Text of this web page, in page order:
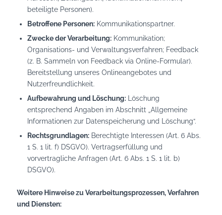
beteiligte Personen).
Betroffene Personen:Kommunikationspartner.
Zwecke der Verarbeitung:Kommunikation;
Organisations- und Verwaltungsverfahren; Feedback
(z. B. Sammeln von Feedback via Online-Formular).
Bereitstellung unseres Onlineangebotes und
Nutzerfreundlichkeit.
Aufbewahrung und Löschung:Löschung
entsprechend Angaben im Abschnitt „Allgemeine
Informationen zur Datenspeicherung und Löschung“.
Rechtsgrundlagen:Berechtigte Interessen (Art. 6 Abs.
1 S. 1 lit. f) DSGVO). Vertragserfüllung und
vorvertragliche Anfragen (Art. 6 Abs. 1 S. 1 lit. b)
DSGVO).
Weitere Hinweise zu Verarbeitungsprozessen, Verfahren
und Diensten: